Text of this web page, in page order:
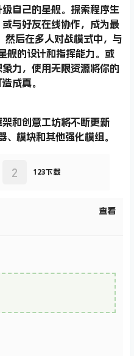
自己的星舰。探索程序生
与好友在线协作， 成为最
然后在多人对战模式中，与
舰的设计和指挥能力。或
力，使用无限资源将你的
成真。
和创意工坊将不断更新
模块和其他强化模组。
123下载
2
查看